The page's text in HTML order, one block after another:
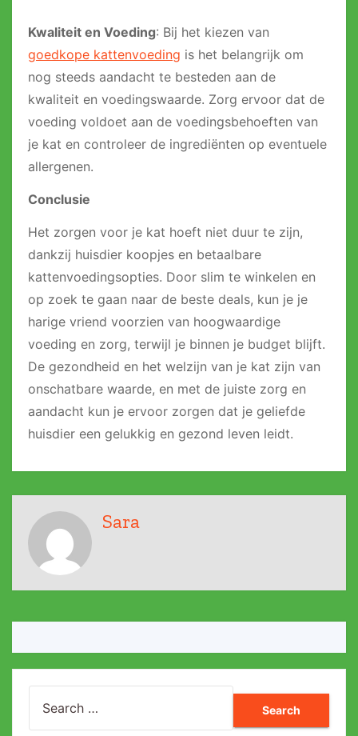
Kwaliteit en Voeding: Bij het kiezen van
goedkope kattenvoeding is het belangrijk om
nog steeds aandacht te besteden aan de
kwaliteit en voedingswaarde. Zorg ervoor dat de
voeding voldoet aan de voedingsbehoeften van
je kat en controleer de ingrediënten op eventuele
allergenen.
Conclusie
Het zorgen voor je kat hoeft niet duur te zijn,
dankzij huisdier koopjes en betaalbare
kattenvoedingsopties. Door slim te winkelen en
op zoek te gaan naar de beste deals, kun je je
harige vriend voorzien van hoogwaardige
voeding en zorg, terwijl je binnen je budget blijft.
De gezondheid en het welzijn van je kat zijn van
onschatbare waarde, en met de juiste zorg en
aandacht kun je ervoor zorgen dat je geliefde
huisdier een gelukkig en gezond leven leidt.
Sara
for: